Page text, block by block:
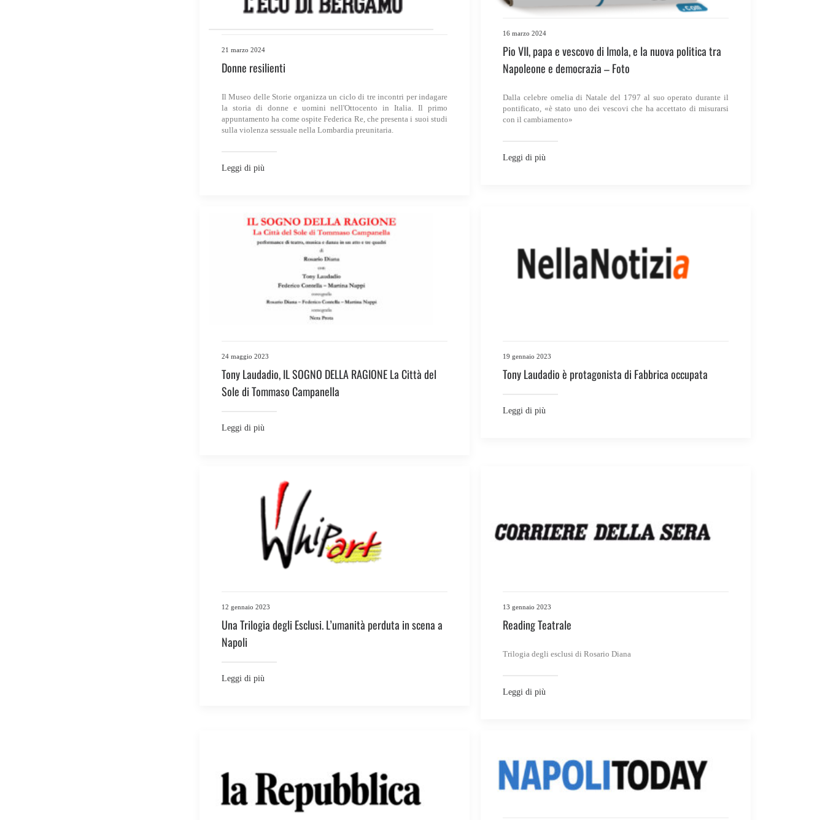
21 marzo 2024
Donne resilienti
Il Museo delle Storie organizza un ciclo di tre incontri per indagare
la storia di donne e uomini nell'Ottocento in Italia. Il primo
appuntamento ha come ospite Federica Re, che presenta i suoi studi
sulla violenza sessuale nella Lombardia preunitaria.
Leggi di più
16 marzo 2024
Pio VII, papa e vescovo di Imola, e la nuova politica tra
Napoleone e democrazia – Foto
Dalla celebre omelia di Natale del 1797 al suo operato durante il
pontificato, «è stato uno dei vescovi che ha accettato di misurarsi
con il cambiamento»
Leggi di più
24 maggio 2023
Tony Laudadio, IL SOGNO DELLA RAGIONE La Città del
Sole di Tommaso Campanella
Leggi di più
19 gennaio 2023
Tony Laudadio è protagonista di Fabbrica occupata
Leggi di più
12 gennaio 2023
Una Trilogia degli Esclusi. L’umanità perduta in scena a
Napoli
Leggi di più
13 gennaio 2023
Reading Teatrale
Trilogia degli esclusi di Rosario Diana
Leggi di più